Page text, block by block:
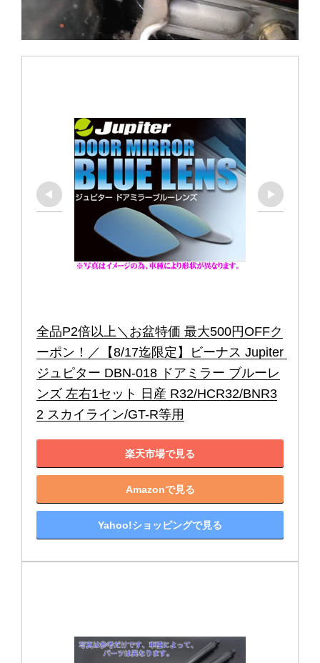
全品P2倍以上＼お盆特価 最大500円OFFク
ーポン！／【8/17迄限定】ビーナス Jupiter
ジュピター DBN-018 ドアミラー ブルーレ
ンズ 左右1セット 日産 R32/HCR32/BNR3
2 スカイライン/GT-R等用
楽天市場で見る
Amazonで見る
Yahoo!ショッピングで見る